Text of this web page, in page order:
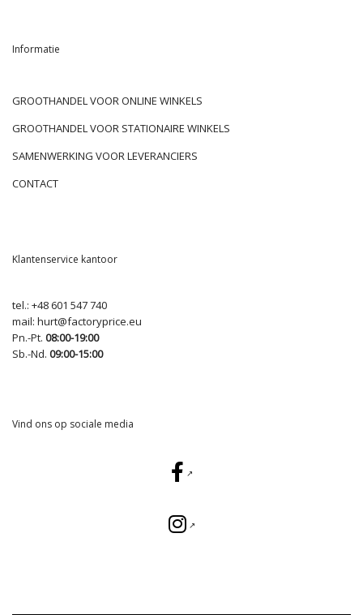
Informatie
GROOTHANDEL VOOR ONLINE WINKELS
GROOTHANDEL VOOR STATIONAIRE WINKELS
SAMENWERKING VOOR LEVERANCIERS
CONTACT
Klantenservice kantoor
tel.: +48 601 547 740
mail: hurt@factoryprice.eu
Pn.-Pt. 08:00-19:00
Sb.-Nd. 09:00-15:00
Vind ons op sociale media